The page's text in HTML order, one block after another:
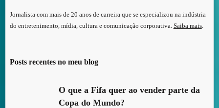
Jornalista com mais de 20 anos de carreira que se especializou na indústria
do entretenimento, mídia, cultura e comunicação corporativa. Saiba mais.
Posts recentes no meu blog
O que a Fifa quer ao vender parte da
Copa do Mundo?